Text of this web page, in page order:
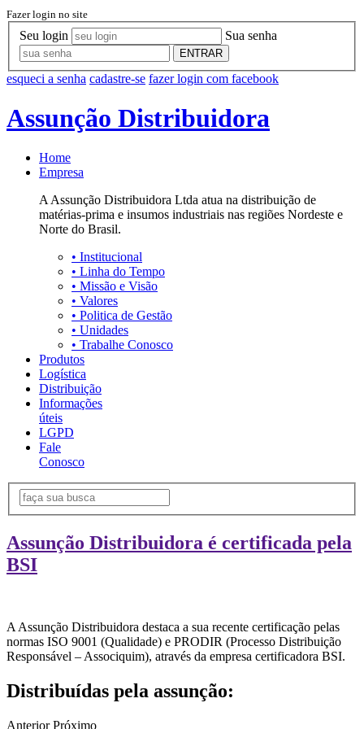
Fazer login no site
Seu login Sua senha
ENTRAR
esqueci a senha cadastre-se fazer login com facebook
Assunção Distribuidora
Home
Empresa
A Assunção Distribuidora Ltda atua na distribuição de
matérias-prima e insumos industriais nas regiões Nordeste e
Norte do Brasil.
• Institucional
• Linha do Tempo
• Missão e Visão
• Valores
• Politica de Gestão
• Unidades
• Trabalhe Conosco
Produtos
Logística
Distribuição
Informações
úteis
LGPD
Fale
Conosco
Assunção Distribuidora é certificada pela
BSI
A Assunção Distribuidora destaca a sua recente certificação pelas
normas ISO 9001 (Qualidade) e PRODIR (Processo Distribuição
Responsável – Associquim), através da empresa certificadora BSI.
Distribuídas pela assunção:
Anterior Próximo